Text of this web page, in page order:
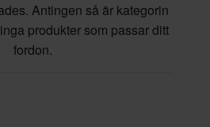
Antingen så är kategorin
produkter som passar ditt
fordon.